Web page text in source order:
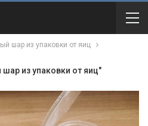
шар из упаковки от яиц
из упаковки от яиц"